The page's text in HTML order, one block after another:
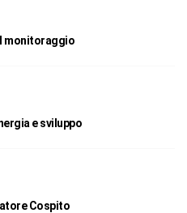
monitoraggio
e sviluppo
Cospito